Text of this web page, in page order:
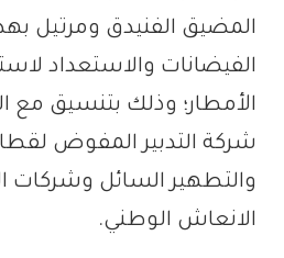
المضيق الفنيدق ومرتيل
الفيضانات والاستعداد
الأمطار؛ وذلك بتنسيق مع
شركة التدبير المفوض
والتطهير السائل وشركات
الانعاش الوطني.